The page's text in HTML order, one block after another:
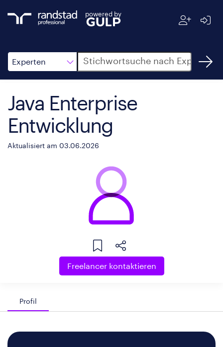
powered by
Experten
Suche
Java Enterprise
Entwicklung
Aktualisiert am 03.06.2026
Freelancer kontaktieren
Profil